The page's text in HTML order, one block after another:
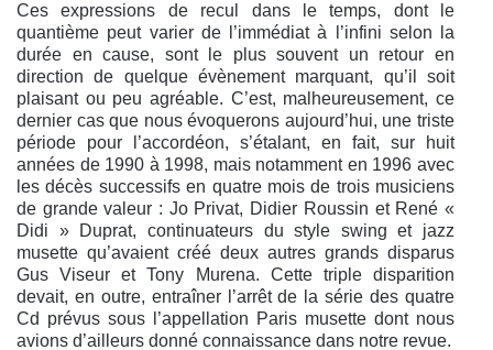
Ces expressions de recul dans le temps, dont le
quantième peut varier de l’immédiat à l’infini selon la
durée en cause, sont le plus souvent un retour en
direction de quelque évènement marquant, qu’il soit
plaisant ou peu agréable. C’est, malheureusement, ce
dernier cas que nous évoquerons aujourd’hui, une triste
période pour l’accordéon, s’étalant, en fait, sur huit
années de 1990 à 1998, mais notamment en 1996 avec
les décès successifs en quatre mois de trois musiciens
de grande valeur : Jo Privat, Didier Roussin et René «
Didi » Duprat, continuateurs du style swing et jazz
musette qu’avaient créé deux autres grands disparus
Gus Viseur et Tony Murena. Cette triple disparition
devait, en outre, entraîner l’arrêt de la série des quatre
Cd prévus sous l’appellation Paris musette dont nous
avions d’ailleurs donné connaissance dans notre revue.